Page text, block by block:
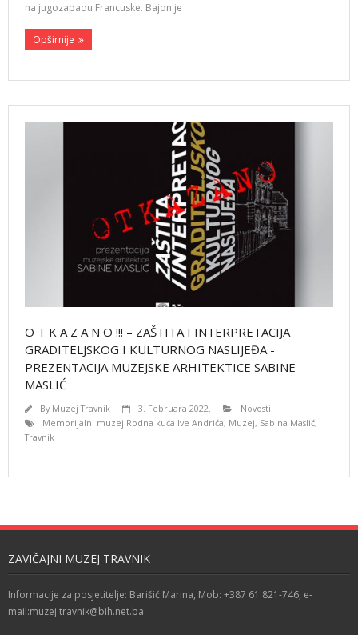
na jugozapadu Francuske. Bajon je
Opširnije
O T K A Z A N O !!! – ZAŠTITA I INTERPRETACIJA
GRADITELJSKOG I KULTURNOG NASLIJEĐA -
PREZENTACIJA MUZEJSKE ARHITEKTICE SABINE
MASLIĆ
By Muzej Travnik 3. Februara 2022.
Novosti
Memorijalni muzej Rodna kuća Ive Andrića, Muzej, Sabina Maslić,
Travnik
ZAVIČAJNI MUZEJ TRAVNIK
Informacije za posjetitelje: Barišić Marina, Mob: +387 61 821-746, e-
mail:muzej.travnik@bih.net.ba